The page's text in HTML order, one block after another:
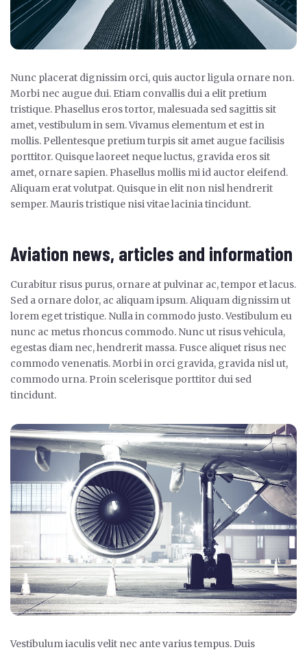
Nunc placerat dignissim orci, quis auctor ligula ornare non.
Morbi nec augue dui. Etiam convallis dui a elit pretium
tristique. Phasellus eros tortor, malesuada sed sagittis sit
amet, vestibulum in sem. Vivamus elementum et est in
mollis. Pellentesque pretium turpis sit amet augue facilisis
porttitor. Quisque laoreet neque luctus, gravida eros sit
amet, ornare sapien. Phasellus mollis mi id auctor eleifend.
Aliquam erat volutpat. Quisque in elit non nisl hendrerit
semper. Mauris tristique nisi vitae lacinia tincidunt.
Aviation news, articles and information
Curabitur risus purus, ornare at pulvinar ac, tempor et lacus.
Sed a ornare dolor, ac aliquam ipsum. Aliquam dignissim ut
lorem eget tristique. Nulla in commodo justo. Vestibulum eu
nunc ac metus rhoncus commodo. Nunc ut risus vehicula,
egestas diam nec, hendrerit massa. Fusce aliquet risus nec
commodo venenatis. Morbi in orci gravida, gravida nisl ut,
commodo urna. Proin scelerisque porttitor dui sed
tincidunt.
Vestibulum iaculis velit nec ante varius tempus. Duis